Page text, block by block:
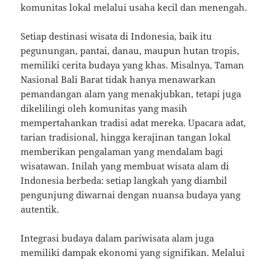
komunitas lokal melalui usaha kecil dan menengah.
Setiap destinasi wisata di Indonesia, baik itu
pegunungan, pantai, danau, maupun hutan tropis,
memiliki cerita budaya yang khas. Misalnya, Taman
Nasional Bali Barat tidak hanya menawarkan
pemandangan alam yang menakjubkan, tetapi juga
dikelilingi oleh komunitas yang masih
mempertahankan tradisi adat mereka. Upacara adat,
tarian tradisional, hingga kerajinan tangan lokal
memberikan pengalaman yang mendalam bagi
wisatawan. Inilah yang membuat wisata alam di
Indonesia berbeda: setiap langkah yang diambil
pengunjung diwarnai dengan nuansa budaya yang
autentik.
Integrasi budaya dalam pariwisata alam juga
memiliki dampak ekonomi yang signifikan. Melalui